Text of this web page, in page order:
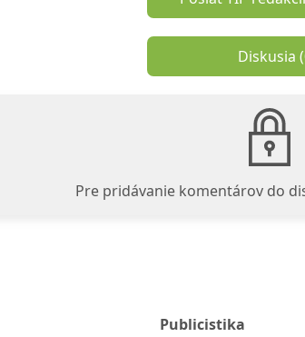
Diskusia (
Pre pridávanie komentárov do
Publicistika